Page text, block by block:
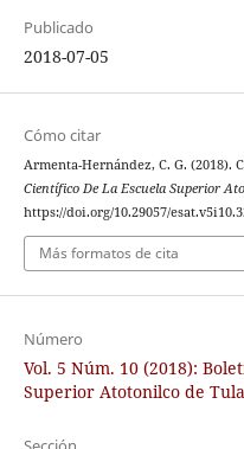
Publicado
2018-07-05
Cómo citar
Armenta-Hernández, C. G. (2018).
Científico De La Escuela Superior
https://doi.org/10.29057/
Más formatos de cita
Número
Vol. 5 Núm. 10 (2018):
Superior Atotonilco de Tula